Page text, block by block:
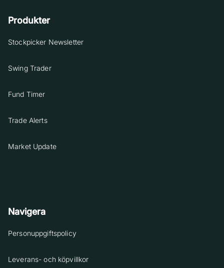
Produkter
Stockpicker Newsletter
Swing Trader
Fund Timer
Trade Alerts
Market Update
Navigera
Personuppgiftspolicy
Leverans- och köpvillkor